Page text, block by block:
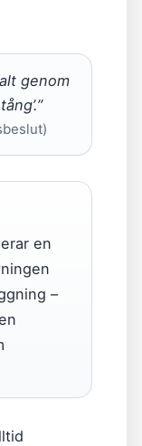
genom
en
–